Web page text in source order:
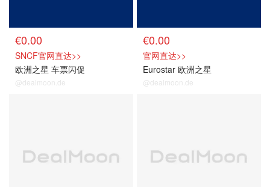
€0.00
SNCF官网直达>>
欧洲之星 车票闪促
@dealmoon.de
€0.00
官网直达>>
Eurostar 欧洲之星
@dealmoon.de